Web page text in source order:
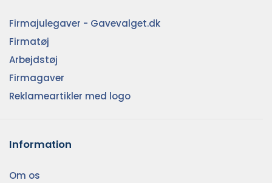
Firmajulegaver - Gavevalget.dk
Firmatøj
Arbejdstøj
Firmagaver
Reklameartikler med logo
Information
Om os